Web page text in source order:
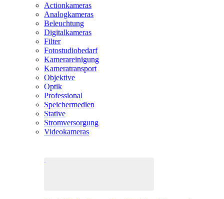
Actionkameras
Analogkameras
Beleuchtung
Digitalkameras
Filter
Fotostudiobedarf
Kamerareinigung
Kameratransport
Objektive
Optik
Professional
Speichermedien
Stative
Stromversorgung
Videokameras